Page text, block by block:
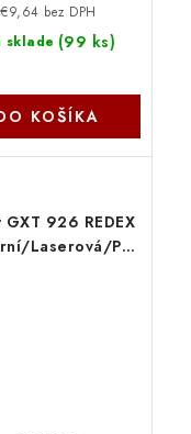
sklade (99 ks)
€9,64 bez DPH
KOŠÍKA
GXT 926 REDEX
Laserová/Pro